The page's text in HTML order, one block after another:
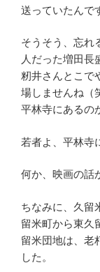
送っていたんで
そうそう、忘れ
人だった増田長
籾井さんとこで
場しませんね（
平林寺にあるの
若者よ、平林寺
何か、映画の話
ちなみに、久留
留米町から東久
留米団地は、老
した。